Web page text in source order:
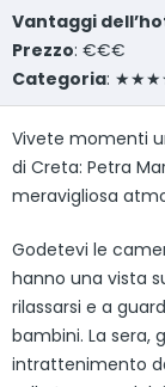
Vantaggi
Prezzo: €€€
Categoria:
Vivete momenti
di Creta: Petra
meravigliosa
Godetevi le
hanno una vista
rilassarsi e a
bambini. La sera,
intrattenimento